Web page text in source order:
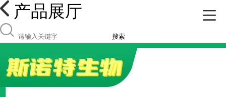
产品展厅
搜索